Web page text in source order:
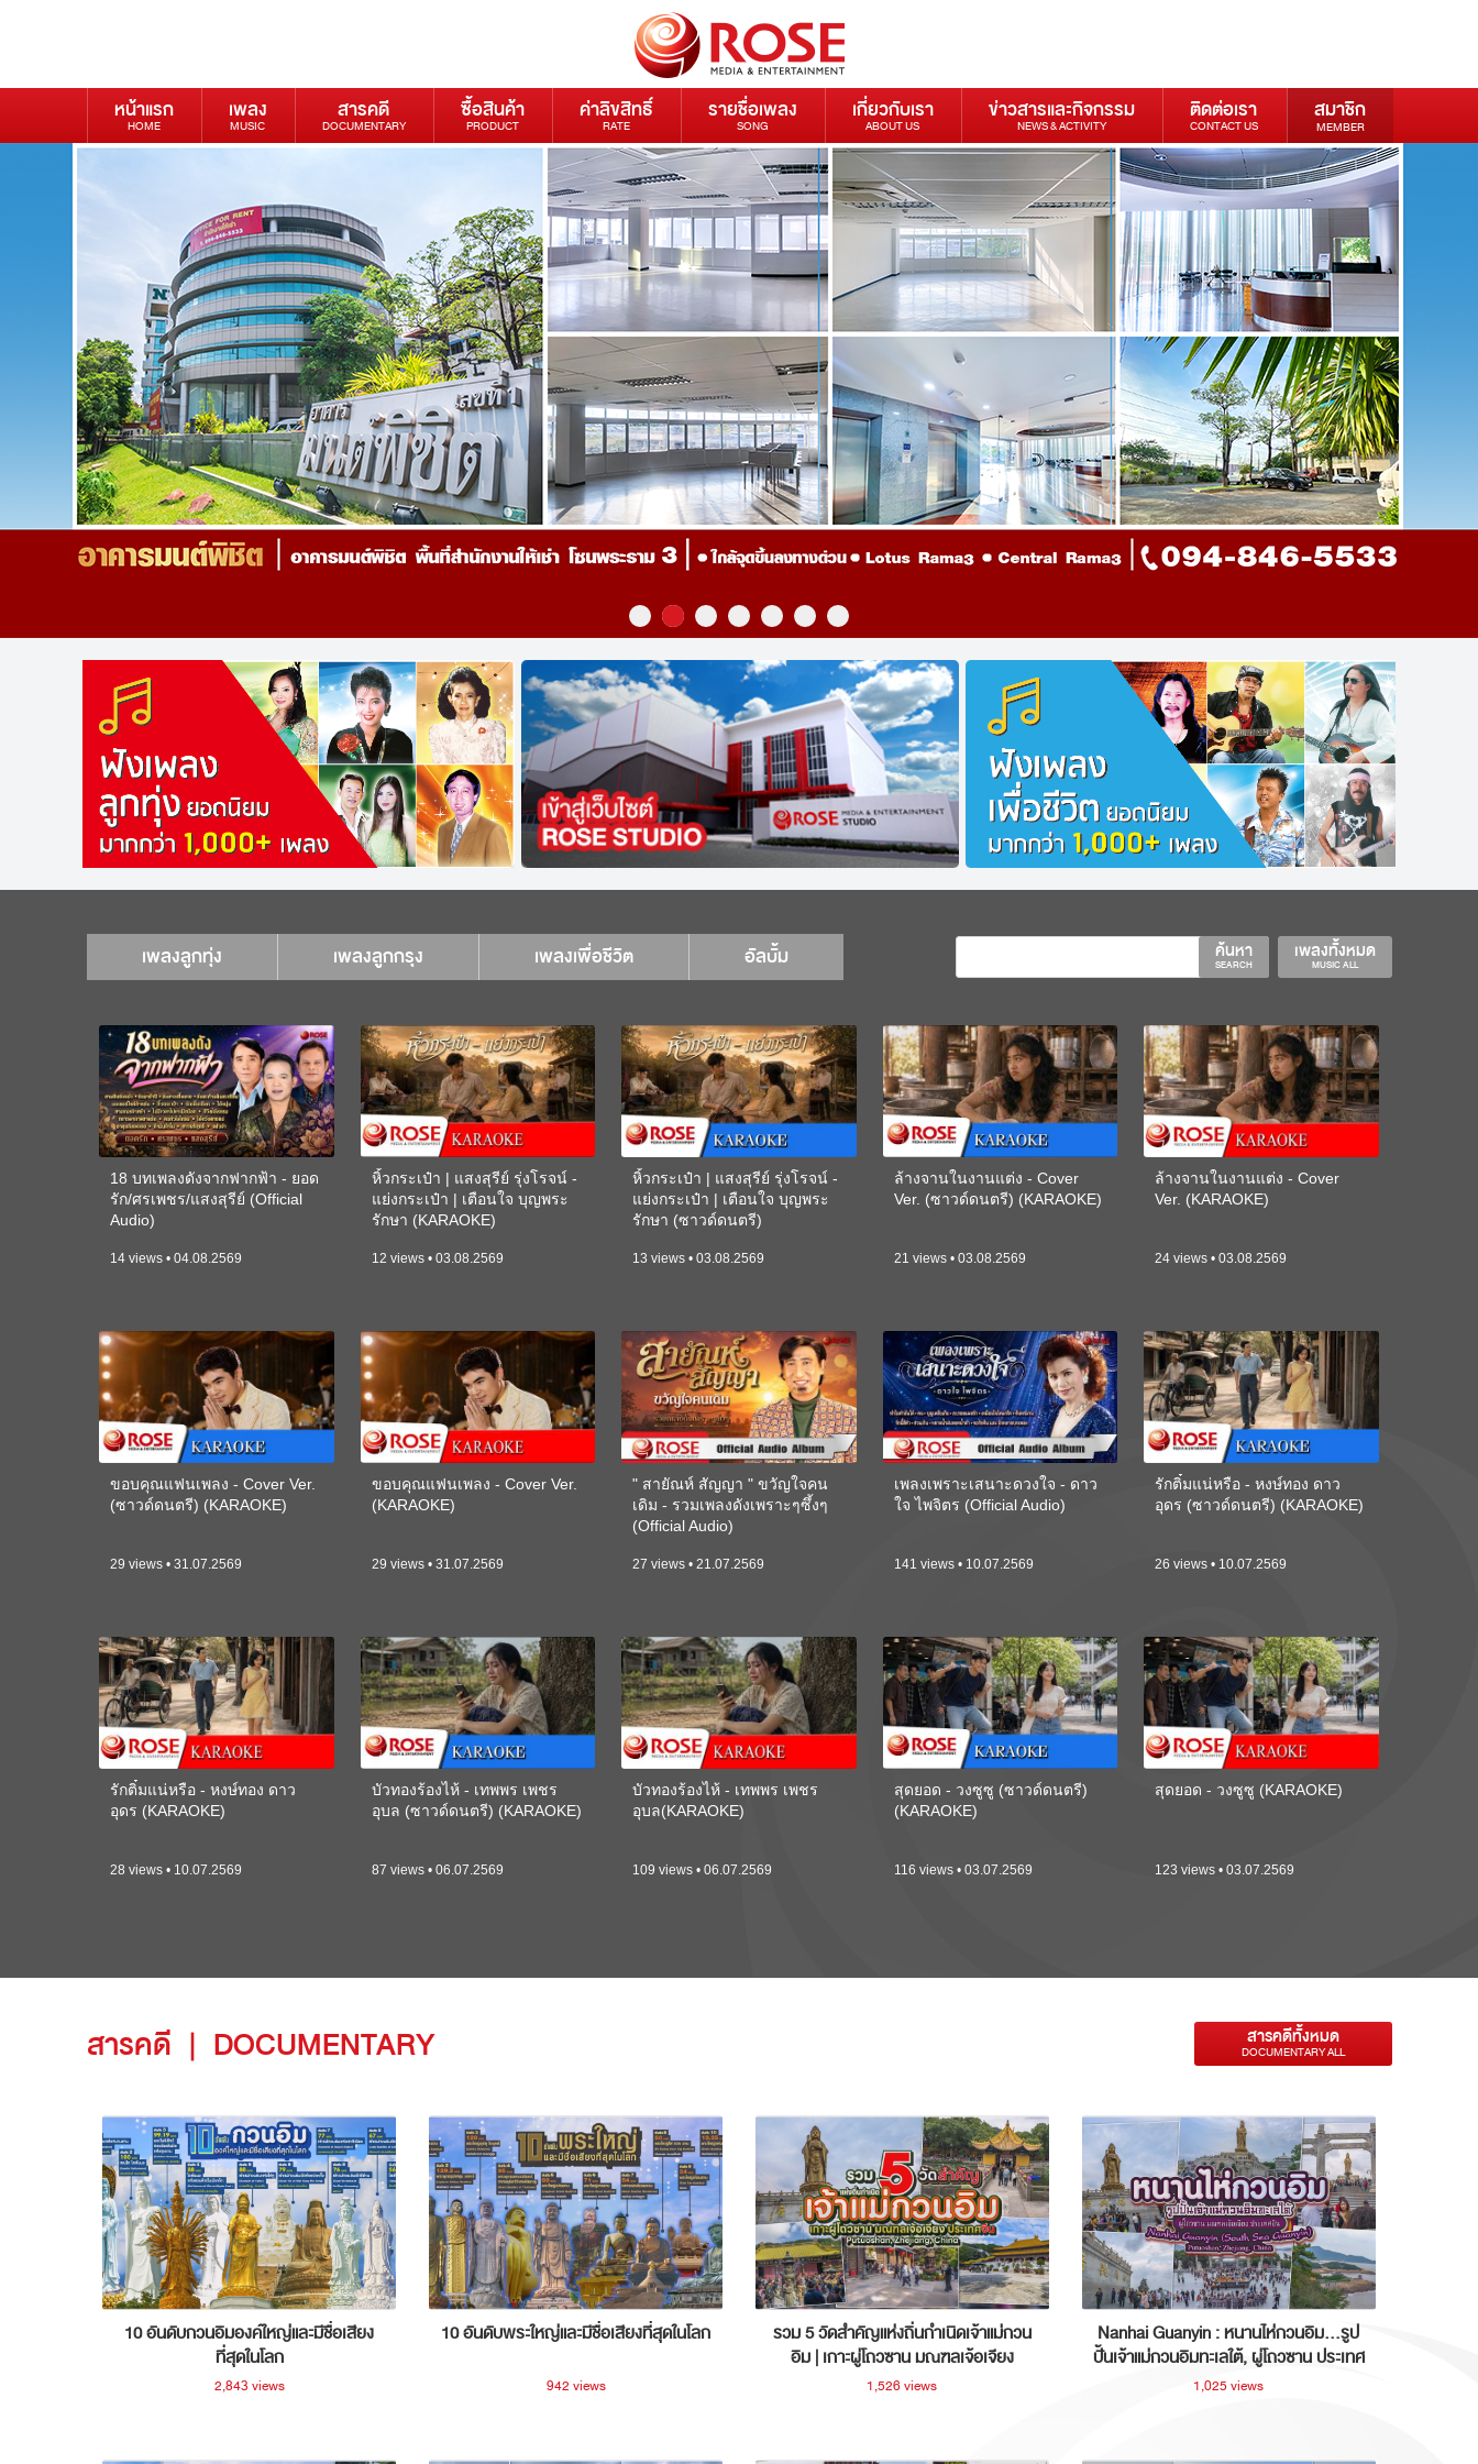
หน้าแรก
HOME
เพลง
MUSIC
สารคดี
DOCUMENTARY
ซื้อสินค้า
PRODUCT
ค่าลิขสิทธิ์
RATE
รายชื่อเพลง
SONG
เกี่ยวกับเรา
ABOUT US
ข่าวสารและกิจกรรม
NEWS & ACTIVITY
ติดต่อเรา
CONTACT US
สมาชิก
MEMBER
เพลงลูกทุ่ง เพลงลูกกรุง เพลงเพื่อชีวิต อัลบั้ม เพลงทั้งหมด
MUSIC ALL
ค้นหา
SEARCH
18 บทเพลงดังจากฟากฟ้า - ยอด
รัก/ศรเพชร/แสงสุรีย์ (Official
Audio)
14 views • 04.08.2569
หิ้วกระเป๋า | แสงสุรีย์ รุ่งโรจน์ -
แย่งกระเป๋า | เตือนใจ บุญพระ
รักษา (KARAOKE)
12 views • 03.08.2569
หิ้วกระเป๋า | แสงสุรีย์ รุ่งโรจน์ -
แย่งกระเป๋า | เตือนใจ บุญพระ
รักษา (ซาวด์ดนตรี)
13 views • 03.08.2569
ล้างจานในงานแต่ง - Cover
Ver. (ซาวด์ดนตรี) (KARAOKE)
21 views • 03.08.2569
ล้างจานในงานแต่ง - Cover
Ver. (KARAOKE)
24 views • 03.08.2569
ขอบคุณแฟนเพลง - Cover Ver.
(ซาวด์ดนตรี) (KARAOKE)
29 views • 31.07.2569
ขอบคุณแฟนเพลง - Cover Ver.
(KARAOKE)
29 views • 31.07.2569
" สายัณห์ สัญญา " ขวัญใจคน
เดิม - รวมเพลงดังเพราะๆซึ้งๆ
(Official Audio)
27 views • 21.07.2569
เพลงเพราะเสนาะดวงใจ - ดาว
ใจ ไพจิตร (Official Audio)
141 views • 10.07.2569
รักติ๋มแน่หรือ - หงษ์ทอง ดาว
อุดร (ซาวด์ดนตรี) (KARAOKE)
26 views • 10.07.2569
รักติ๋มแน่หรือ - หงษ์ทอง ดาว
อุดร (KARAOKE)
28 views • 10.07.2569
บัวทองร้องไห้ - เทพพร เพชร
อุบล (ซาวด์ดนตรี) (KARAOKE)
87 views • 06.07.2569
บัวทองร้องไห้ - เทพพร เพชร
อุบล(KARAOKE)
109 views • 06.07.2569
สุดยอด - วงซูซู (ซาวด์ดนตรี)
(KARAOKE)
116 views • 03.07.2569
สุดยอด - วงซูซู (KARAOKE)
123 views • 03.07.2569
สารคดี | DOCUMENTARY สารคดีทั้งหมด
DOCUMENTARY ALL
10 อันดับกวนอิมองค์ใหญ่และมีชื่อเสียง
ที่สุดในโลก
2,843 views
10 อันดับพระใหญ่และมีชื่อเสียงที่สุดในโลก
942 views
รวม 5 วัดสำคัญแห่งถิ่นกำเนิดเจ้าแม่กวน
อิม | เกาะผู่โถวซาน มณฑลเจ้อเจียง
ประเทศจีน
1,526 views
Nanhai Guanyin : หนานไห่กวนอิม...รูป
ปั้นเจ้าแม่กวนอิมทะเลใต้, ผู่โถวซาน ประเทศ
จีน
1,025 views